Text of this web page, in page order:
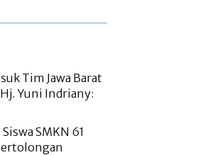
Tim Jawa Barat
Yuni Indriany:
SMKN 61